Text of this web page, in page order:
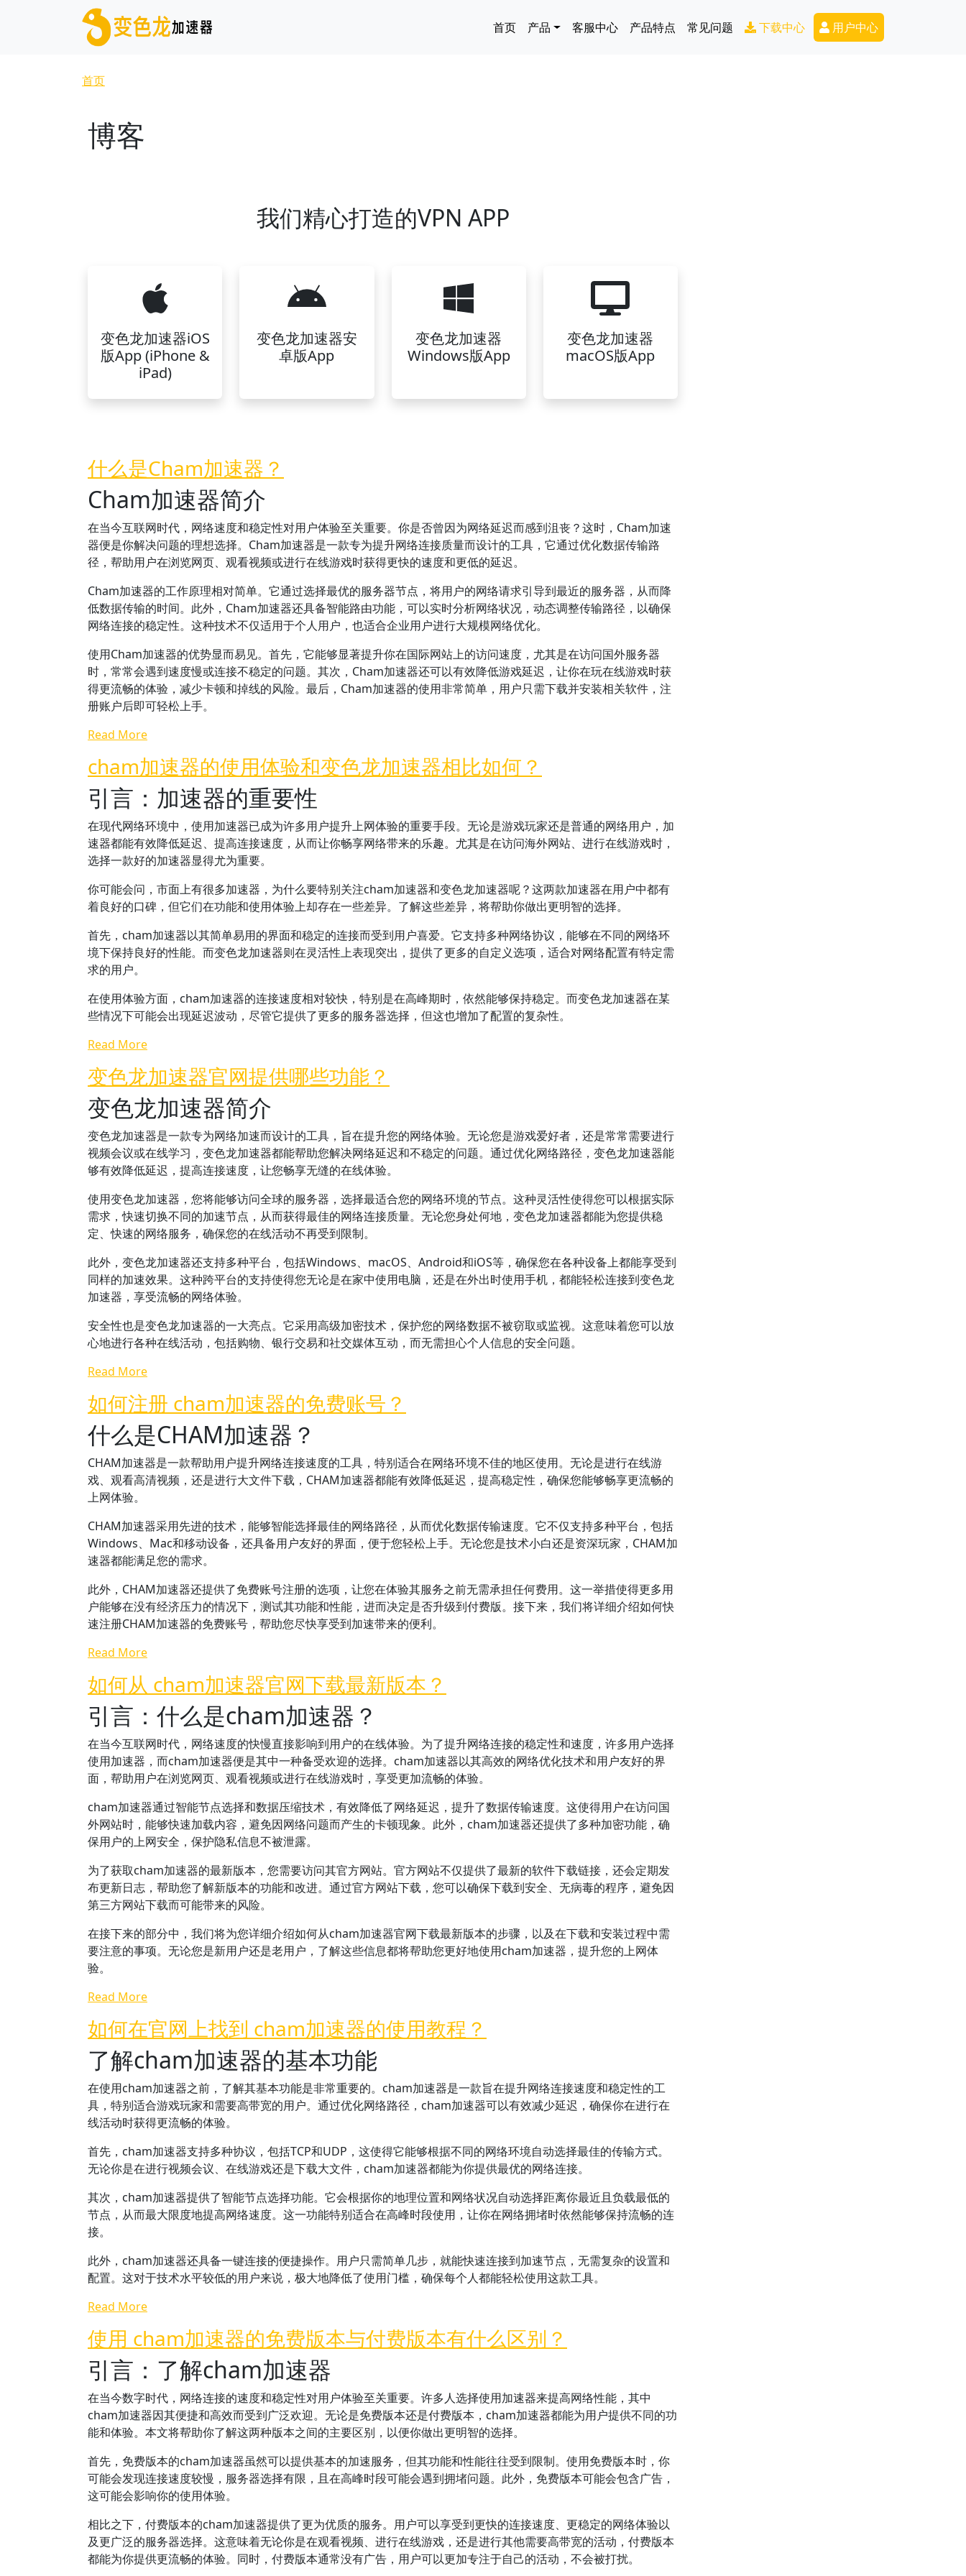
主导航
首页 产品 客服中心 产品特点 常见问题 下载中心 Secondary Menu
用户中心
面包屑
首页
博客
我们精心打造的VPN APP
变色龙加速器iOS
版App (iPhone &
iPad)
变色龙加速器安
卓版App
变色龙加速器
Windows版App
变色龙加速器
macOS版App
什么是Cham加速器？
Cham加速器简介
在当今互联网时代，网络速度和稳定性对用户体验至关重要。你是否曾因为网络延迟而感到沮丧？这时，Cham加速
器便是你解决问题的理想选择。Cham加速器是一款专为提升网络连接质量而设计的工具，它通过优化数据传输路
径，帮助用户在浏览网页、观看视频或进行在线游戏时获得更快的速度和更低的延迟。
Cham加速器的工作原理相对简单。它通过选择最优的服务器节点，将用户的网络请求引导到最近的服务器，从而降
低数据传输的时间。此外，Cham加速器还具备智能路由功能，可以实时分析网络状况，动态调整传输路径，以确保
网络连接的稳定性。这种技术不仅适用于个人用户，也适合企业用户进行大规模网络优化。
使用Cham加速器的优势显而易见。首先，它能够显著提升你在国际网站上的访问速度，尤其是在访问国外服务器
时，常常会遇到速度慢或连接不稳定的问题。其次，Cham加速器还可以有效降低游戏延迟，让你在玩在线游戏时获
得更流畅的体验，减少卡顿和掉线的风险。最后，Cham加速器的使用非常简单，用户只需下载并安装相关软件，注
册账户后即可轻松上手。
Read More
cham加速器的使用体验和变色龙加速器相比如何？
引言：加速器的重要性
在现代网络环境中，使用加速器已成为许多用户提升上网体验的重要手段。无论是游戏玩家还是普通的网络用户，加
速器都能有效降低延迟、提高连接速度，从而让你畅享网络带来的乐趣。尤其是在访问海外网站、进行在线游戏时，
选择一款好的加速器显得尤为重要。
你可能会问，市面上有很多加速器，为什么要特别关注cham加速器和变色龙加速器呢？这两款加速器在用户中都有
着良好的口碑，但它们在功能和使用体验上却存在一些差异。了解这些差异，将帮助你做出更明智的选择。
首先，cham加速器以其简单易用的界面和稳定的连接而受到用户喜爱。它支持多种网络协议，能够在不同的网络环
境下保持良好的性能。而变色龙加速器则在灵活性上表现突出，提供了更多的自定义选项，适合对网络配置有特定需
求的用户。
在使用体验方面，cham加速器的连接速度相对较快，特别是在高峰期时，依然能够保持稳定。而变色龙加速器在某
些情况下可能会出现延迟波动，尽管它提供了更多的服务器选择，但这也增加了配置的复杂性。
Read More
变色龙加速器官网提供哪些功能？
变色龙加速器简介
变色龙加速器是一款专为网络加速而设计的工具，旨在提升您的网络体验。无论您是游戏爱好者，还是常常需要进行
视频会议或在线学习，变色龙加速器都能帮助您解决网络延迟和不稳定的问题。通过优化网络路径，变色龙加速器能
够有效降低延迟，提高连接速度，让您畅享无缝的在线体验。
使用变色龙加速器，您将能够访问全球的服务器，选择最适合您的网络环境的节点。这种灵活性使得您可以根据实际
需求，快速切换不同的加速节点，从而获得最佳的网络连接质量。无论您身处何地，变色龙加速器都能为您提供稳
定、快速的网络服务，确保您的在线活动不再受到限制。
此外，变色龙加速器还支持多种平台，包括Windows、macOS、Android和iOS等，确保您在各种设备上都能享受到
同样的加速效果。这种跨平台的支持使得您无论是在家中使用电脑，还是在外出时使用手机，都能轻松连接到变色龙
加速器，享受流畅的网络体验。
安全性也是变色龙加速器的一大亮点。它采用高级加密技术，保护您的网络数据不被窃取或监视。这意味着您可以放
心地进行各种在线活动，包括购物、银行交易和社交媒体互动，而无需担心个人信息的安全问题。
Read More
如何注册 cham加速器的免费账号？
什么是CHAM加速器？
CHAM加速器是一款帮助用户提升网络连接速度的工具，特别适合在网络环境不佳的地区使用。无论是进行在线游
戏、观看高清视频，还是进行大文件下载，CHAM加速器都能有效降低延迟，提高稳定性，确保您能够畅享更流畅的
上网体验。
CHAM加速器采用先进的技术，能够智能选择最佳的网络路径，从而优化数据传输速度。它不仅支持多种平台，包括
Windows、Mac和移动设备，还具备用户友好的界面，便于您轻松上手。无论您是技术小白还是资深玩家，CHAM加
速器都能满足您的需求。
此外，CHAM加速器还提供了免费账号注册的选项，让您在体验其服务之前无需承担任何费用。这一举措使得更多用
户能够在没有经济压力的情况下，测试其功能和性能，进而决定是否升级到付费版。接下来，我们将详细介绍如何快
速注册CHAM加速器的免费账号，帮助您尽快享受到加速带来的便利。
Read More
如何从 cham加速器官网下载最新版本？
引言：什么是cham加速器？
在当今互联网时代，网络速度的快慢直接影响到用户的在线体验。为了提升网络连接的稳定性和速度，许多用户选择
使用加速器，而cham加速器便是其中一种备受欢迎的选择。cham加速器以其高效的网络优化技术和用户友好的界
面，帮助用户在浏览网页、观看视频或进行在线游戏时，享受更加流畅的体验。
cham加速器通过智能节点选择和数据压缩技术，有效降低了网络延迟，提升了数据传输速度。这使得用户在访问国
外网站时，能够快速加载内容，避免因网络问题而产生的卡顿现象。此外，cham加速器还提供了多种加密功能，确
保用户的上网安全，保护隐私信息不被泄露。
为了获取cham加速器的最新版本，您需要访问其官方网站。官方网站不仅提供了最新的软件下载链接，还会定期发
布更新日志，帮助您了解新版本的功能和改进。通过官方网站下载，您可以确保下载到安全、无病毒的程序，避免因
第三方网站下载而可能带来的风险。
在接下来的部分中，我们将为您详细介绍如何从cham加速器官网下载最新版本的步骤，以及在下载和安装过程中需
要注意的事项。无论您是新用户还是老用户，了解这些信息都将帮助您更好地使用cham加速器，提升您的上网体
验。
Read More
如何在官网上找到 cham加速器的使用教程？
了解cham加速器的基本功能
在使用cham加速器之前，了解其基本功能是非常重要的。cham加速器是一款旨在提升网络连接速度和稳定性的工
具，特别适合游戏玩家和需要高带宽的用户。通过优化网络路径，cham加速器可以有效减少延迟，确保你在进行在
线活动时获得更流畅的体验。
首先，cham加速器支持多种协议，包括TCP和UDP，这使得它能够根据不同的网络环境自动选择最佳的传输方式。
无论你是在进行视频会议、在线游戏还是下载大文件，cham加速器都能为你提供最优的网络连接。
其次，cham加速器提供了智能节点选择功能。它会根据你的地理位置和网络状况自动选择距离你最近且负载最低的
节点，从而最大限度地提高网络速度。这一功能特别适合在高峰时段使用，让你在网络拥堵时依然能够保持流畅的连
接。
此外，cham加速器还具备一键连接的便捷操作。用户只需简单几步，就能快速连接到加速节点，无需复杂的设置和
配置。这对于技术水平较低的用户来说，极大地降低了使用门槛，确保每个人都能轻松使用这款工具。
Read More
使用 cham加速器的免费版本与付费版本有什么区别？
引言：了解cham加速器
在当今数字时代，网络连接的速度和稳定性对用户体验至关重要。许多人选择使用加速器来提高网络性能，其中
cham加速器因其便捷和高效而受到广泛欢迎。无论是免费版本还是付费版本，cham加速器都能为用户提供不同的功
能和体验。本文将帮助你了解这两种版本之间的主要区别，以便你做出更明智的选择。
首先，免费版本的cham加速器虽然可以提供基本的加速服务，但其功能和性能往往受到限制。使用免费版本时，你
可能会发现连接速度较慢，服务器选择有限，且在高峰时段可能会遇到拥堵问题。此外，免费版本可能会包含广告，
这可能会影响你的使用体验。
相比之下，付费版本的cham加速器提供了更为优质的服务。用户可以享受到更快的连接速度、更稳定的网络体验以
及更广泛的服务器选择。这意味着无论你是在观看视频、进行在线游戏，还是进行其他需要高带宽的活动，付费版本
都能为你提供更流畅的体验。同时，付费版本通常没有广告，用户可以更加专注于自己的活动，不会被打扰。